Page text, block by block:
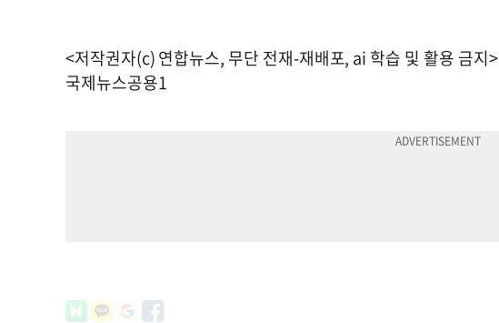
<저작권자(c) 연합뉴스, 무단 전재-재배포, ai 학습 및 활용 금지>
국제뉴스공용1